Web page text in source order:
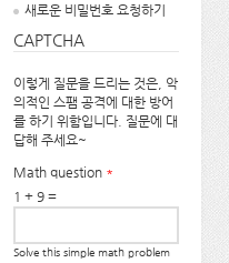
새로운 비밀번호 요청하기
CAPTCHA
이렇게 질문을 드리는 것은, 악
의적인 스팸 공격에 대한 방어
를 하기 위함입니다. 질문에 대
답해 주세요~
Math question *
1 + 9 =
Solve this simple math problem